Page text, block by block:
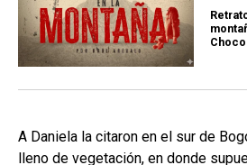
A Daniela la citaron en el sur de
lleno de vegetación, en donde